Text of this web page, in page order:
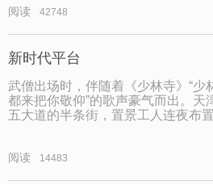
阅读 42748
新时代平台
武僧出场时，伴随着《少林寺》“少
都来把你敬仰”的歌声豪气而出。天
五大道的半条街，置景工人连夜布
阅读 14483